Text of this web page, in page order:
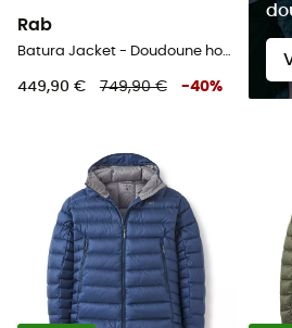
Rab
Batura Jacket - Doudoune homme
449,90 € 749,90 € -40%